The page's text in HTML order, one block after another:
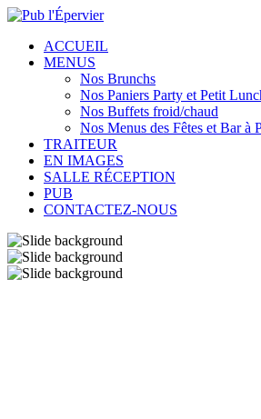
ACCUEIL
MENUS
Nos Brunchs
Nos Paniers Party et Petit
Nos Buffets froid/chaud
Nos Menus des Fêtes et Bar à
TRAITEUR
EN IMAGES
SALLE RÉCEPTION
PUB
CONTACTEZ-NOUS